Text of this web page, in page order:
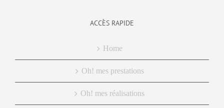
ACCÈS RAPIDE
Home
Oh! mes prestations
Oh! mes réalisations